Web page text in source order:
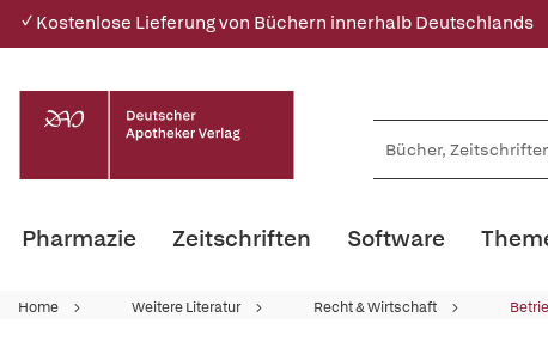
✓ Kostenlose Lieferung von Büchern innerhalb Deutschlands
Pharmazie Zeitschriften Software
Home Weitere Literatur Recht & Wirtschaft